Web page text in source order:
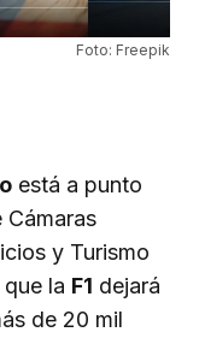
Foto: Freepik
está a punto
Cámaras
y Turismo
la F1 dejará
de 20 mil